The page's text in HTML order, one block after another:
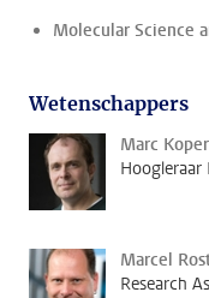
Molecular Science
Wetenschappers
Marc Koper
Hoogleraar
Marcel
Research